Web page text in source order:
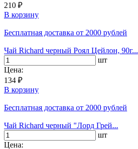
210 ₽
В корзину
Бесплатная доставка от 2000 рублей
Чай Richard черный Роял Цейлон, 90г...
шт
Цена:
134 ₽
В корзину
Бесплатная доставка от 2000 рублей
Чай Richard черный "Лорд Грей...
шт
Цена: